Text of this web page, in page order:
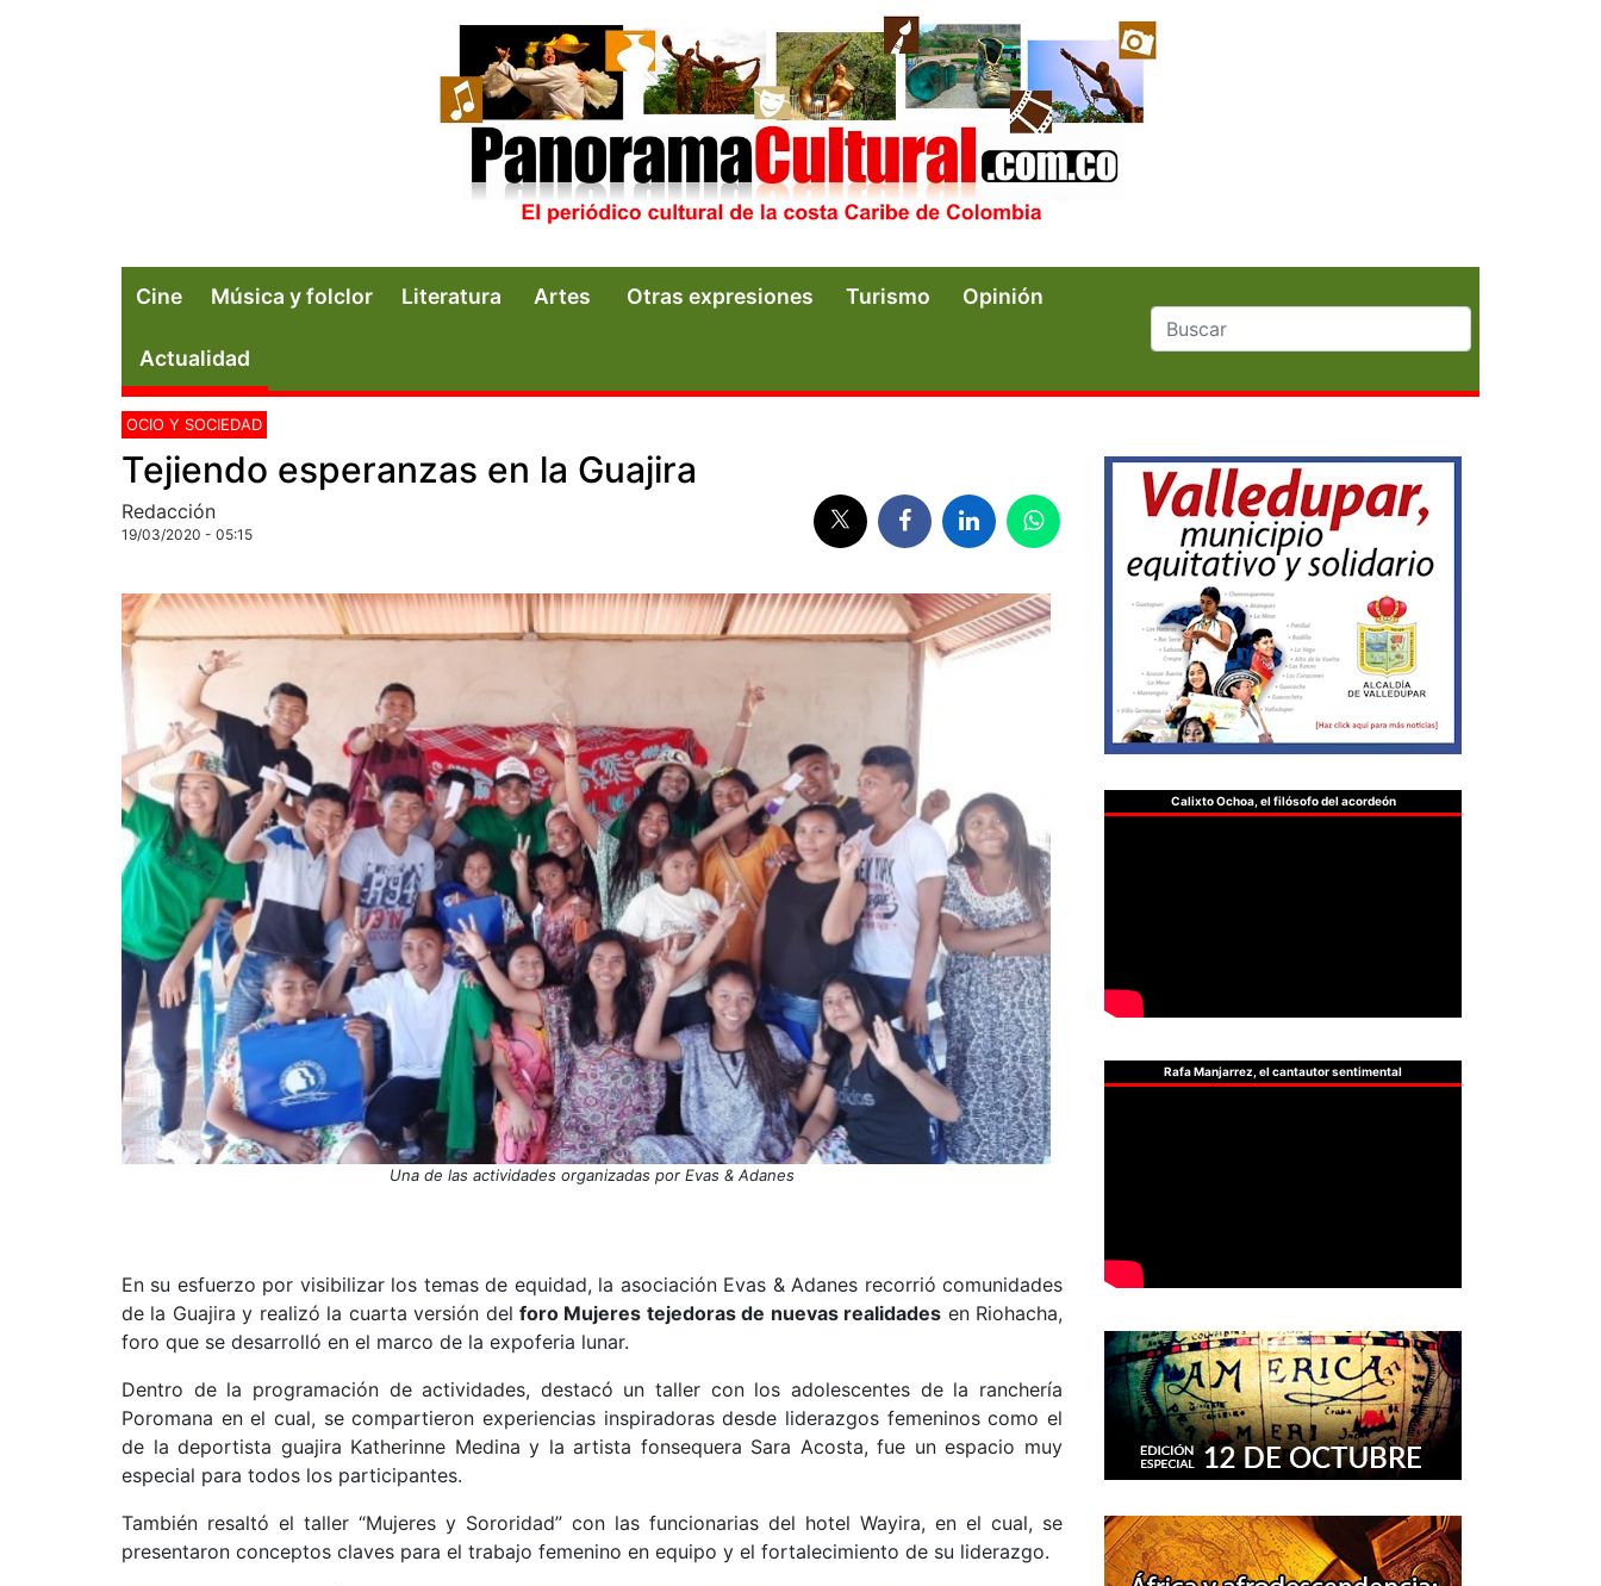
Cine Música y folclor Literatura Artes Otras expresiones Turismo Opinión
Actualidad
OCIO Y SOCIEDAD
Tejiendo esperanzas en la Guajira
Redacción
19/03/2020 - 05:15
Una de las actividades organizadas por Evas & Adanes
En su esfuerzo por visibilizar los temas de equidad, la asociación Evas & Adanes recorrió comunidades
de la Guajira y realizó la cuarta versión del foro Mujeres tejedoras de nuevas realidades en Riohacha,
foro que se desarrolló en el marco de la expoferia lunar.
Dentro de la programación de actividades, destacó un taller con los adolescentes de la ranchería
Poromana en el cual, se compartieron experiencias inspiradoras desde liderazgos femeninos como el
de la deportista guajira Katherinne Medina y la artista fonsequera Sara Acosta, fue un espacio muy
especial para todos los participantes.
También resaltó el taller “Mujeres y Sororidad” con las funcionarias del hotel Wayira, en el cual, se
presentaron conceptos claves para el trabajo femenino en equipo y el fortalecimiento de su liderazgo.
Calixto Ochoa, el filósofo del acordeón
Rafa Manjarrez, el cantautor sentimental